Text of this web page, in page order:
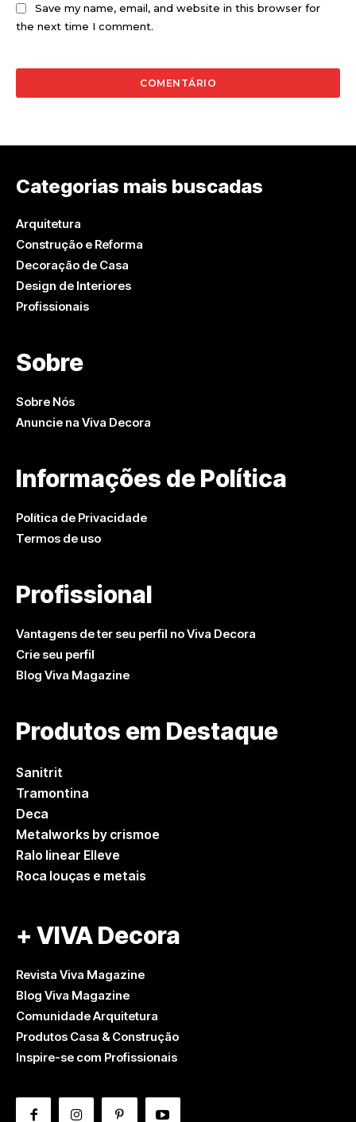
Save my name, email, and website in this browser for
the next time I comment.
Categorias mais buscadas
Arquitetura
Construção e Reforma
Decoração de Casa
Design de Interiores
Profissionais
Sobre
Sobre Nós
Anuncie na Viva Decora
Informações de Política
Política de Privacidade
Termos de uso
Profissional
Vantagens de ter seu perfil no Viva Decora
Crie seu perfil
Blog Viva Magazine
Produtos em Destaque
Sanitrit
Tramontina
Deca
Metalworks by crismoe
Ralo linear Elleve
Roca louças e metais
+ VIVA Decora
Revista Viva Magazine
Blog Viva Magazine
Comunidade Arquitetura
Produtos Casa & Construção
Inspire-se com Profissionais